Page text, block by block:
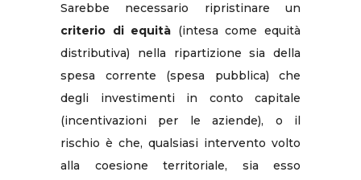
Sarebbe necessario ripristinare un
criterio di equità (intesa come equità
distributiva) nella ripartizione sia della
spesa corrente (spesa pubblica) che
degli investimenti in conto capitale
(incentivazioni per le aziende), o il
rischio è che, qualsiasi intervento volto
alla coesione territoriale, sia esso